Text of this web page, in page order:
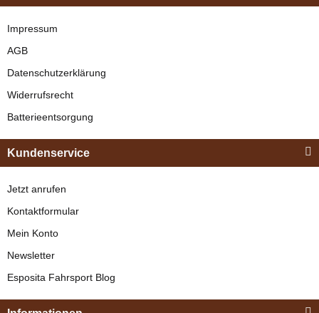
"Shettyglück"
Impressum
AGB
Datenschutzerklärung
Widerrufsrecht
Batterieentsorgung
Kundenservice
Jetzt anrufen
Kontaktformular
Mein Konto
Newsletter
Esposita Fahrsport Blog